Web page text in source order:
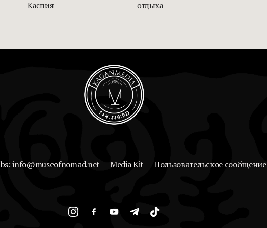
Каспия отдыха
info@museofnomad.net Media Kit Пользовательское сообщение